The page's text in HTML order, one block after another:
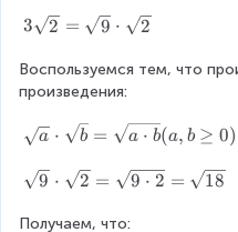
}
\
c
d
o
t
}
=
a
q
t
{
}
3
s
q
t
2
=
3 2 = 9 ⋅ 2
Воспользуемся тем, что
произведения:
\
q
t
a ⋅ b = a ⋅ b(a, b ≥ 0)
\
q
9 ⋅ 2 = 9 ⋅ 2 = 18
Получаем, что: